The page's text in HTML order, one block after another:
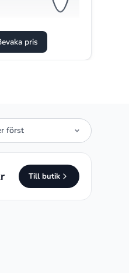
pris
först
Till butik